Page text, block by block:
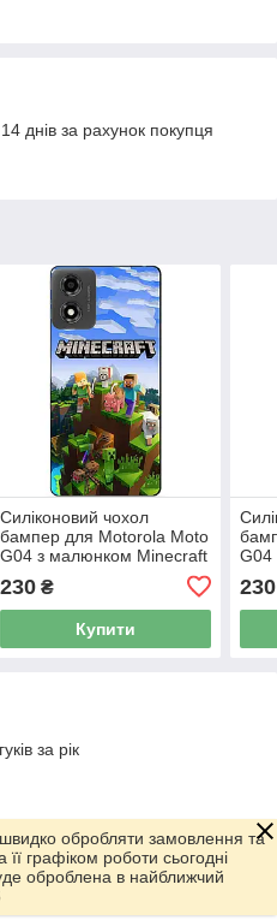
днів за рахунок покупця
Силіконовий чохол
бампер для Motorola Moto
G04 з малюнком Minecraft
230₴
Купити
230
за рік
Суббота - Воскресенье
обробляти замовлення та
її графіком роботи сьогодні
оброблена в найближчий